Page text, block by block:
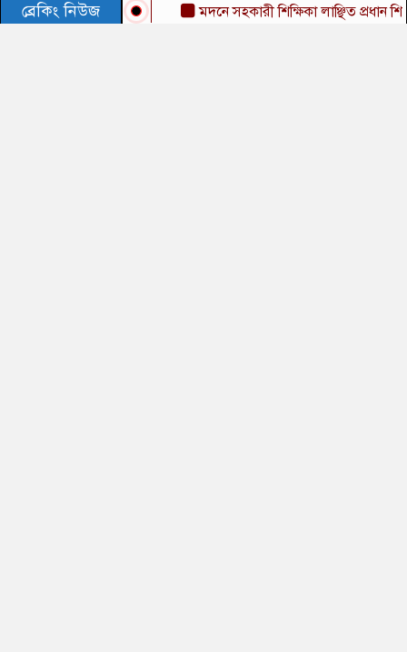
ব্রেকিং নিউজ মদনে সহকারী শিক্ষিকা লাঞ্ছিত প্রধান শিক্ষকের